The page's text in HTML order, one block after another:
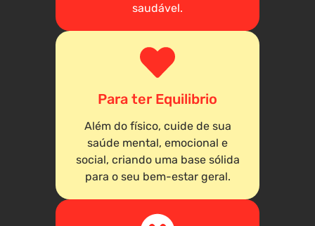
saudável.
Para ter Equilibrio
Além do físico, cuide de sua
saúde mental, emocional e
social, criando uma base sólida
para o seu bem-estar geral.